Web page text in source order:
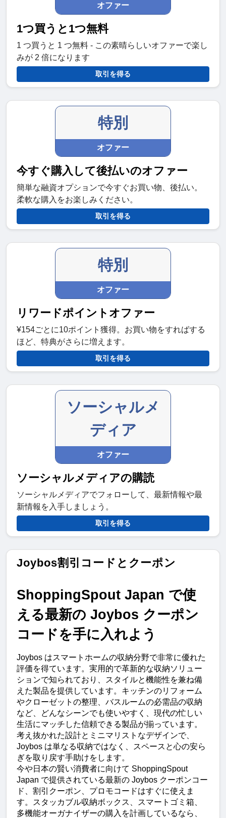
オファー
1つ買うと1つ無料
1 つ買うと 1 つ無料 - この素晴らしいオファーで楽し
みが 2 倍になります
取引を得る
特別
オファー
今すぐ購入して後払いのオファー
簡単な融資オプションで今すぐお買い物、後払い。
柔軟な購入をお楽しみください。
取引を得る
特別
オファー
リワードポイントオファー
¥154ごとに10ポイント獲得。お買い物をすればする
ほど、特典がさらに増えます。
取引を得る
ソーシャルメ
ディア
オファー
ソーシャルメディアの購読
ソーシャルメディアでフォローして、最新情報や最
新情報を入手しましょう。
取引を得る
Joybos割引コードとクーポン
ShoppingSpout Japan で使
える最新の Joybos クーポン
コードを手に入れよう
Joybos はスマートホームの収納分野で非常に優れた
評価を得ています。実用的で革新的な収納ソリュー
ションで知られており、スタイルと機能性を兼ね備
えた製品を提供しています。キッチンのリフォーム
やクローゼットの整理、バスルームの必需品の収納
など、どんなシーンでも使いやすく、現代の忙しい
生活にマッチした信頼できる製品が揃っています。
考え抜かれた設計とミニマリストなデザインで、
Joybos は単なる収納ではなく、スペースと心の安ら
ぎを取り戻す手助けをします。
今や日本の賢い消費者に向けて ShoppingSpout
Japan で提供されている最新の Joybos クーポンコー
ド、割引クーポン、プロモコードはすぐに使えま
す。スタッカブル収納ボックス、スマートゴミ箱、
多機能オーガナイザーの購入を計画しているなら、